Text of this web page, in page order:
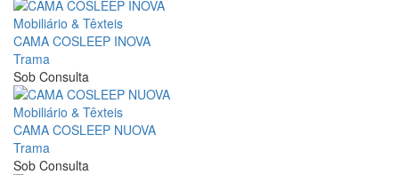
Mobiliário & Têxteis
CAMA COSLEEP INOVA
Trama
Sob Consulta
Mobiliário & Têxteis
CAMA COSLEEP NUOVA
Trama
Sob Consulta